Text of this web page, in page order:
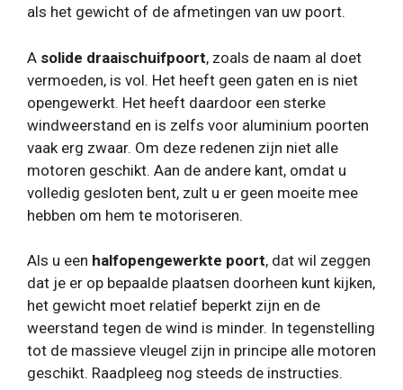
als het gewicht of de afmetingen van uw poort.
A solide draaischuifpoort, zoals de naam al doet
vermoeden, is vol. Het heeft geen gaten en is niet
opengewerkt. Het heeft daardoor een sterke
windweerstand en is zelfs voor aluminium poorten
vaak erg zwaar. Om deze redenen zijn niet alle
motoren geschikt. Aan de andere kant, omdat u
volledig gesloten bent, zult u er geen moeite mee
hebben om hem te motoriseren.
Als u een halfopengewerkte poort, dat wil zeggen
dat je er op bepaalde plaatsen doorheen kunt kijken,
het gewicht moet relatief beperkt zijn en de
weerstand tegen de wind is minder. In tegenstelling
tot de massieve vleugel zijn in principe alle motoren
geschikt. Raadpleeg nog steeds de instructies.